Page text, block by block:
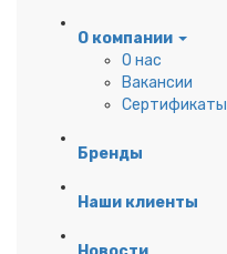
О компании
О нас
Вакансии
Сертификаты
Бренды
Наши клиенты